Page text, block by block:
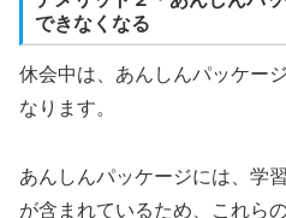
できなくなる
休会中は、あんしんパッケー
なります。
あんしんパッケージには、学
が含まれているため、これら